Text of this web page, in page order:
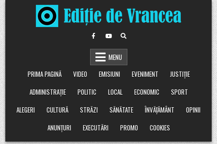
Skip
to
content
MENU
PRIMA PAGINĂ
VIDEO EMISIUNI EVENIMENT
JUSTIȚIE
ADMINISTRAȚIE
POLITIC LOCAL ECONOMIC
SPORT
ALEGERI
CULTURĂ STRĂZI SĂNĂTATE ÎNVĂȚĂMÂNT
OPINII
ANUNȚURI
EXECUTĂRI PROMO COOKIES